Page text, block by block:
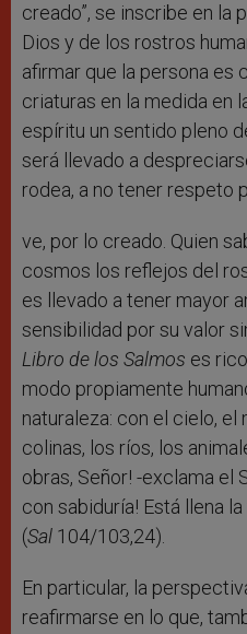
creado”, se inscribe en la
Dios y de los rostros
afirmar que la persona es
criaturas en la medida en
espíritu un sentido pleno
será llevado a
rodea, a no tener respeto
ve, por lo creado. Quien
cosmos los reflejos del
es llevado a tener mayor
sensibilidad por su valor
Libro de los Salmos es
modo propiamente
naturaleza: con el cielo, el
colinas, los ríos, los
obras, Señor! -exclama el
con sabiduría! Está llena
(Sal 104/103,24).
En particular, la
reafirmarse en lo que,